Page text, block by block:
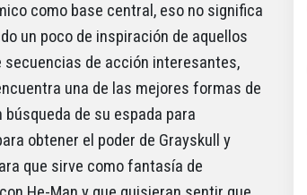
como base central, eso no significa
un poco de inspiración de aquellos
de acción interesantes,
una de las mejores formas de
de su espada para
obtener el poder de Grayskull y
que sirve como fantasía de